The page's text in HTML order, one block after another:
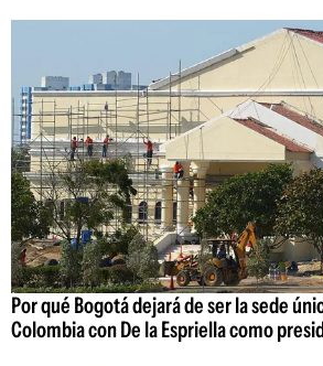
Por qué Bogotá dejará de ser la sede
Colombia con De la Espriella como